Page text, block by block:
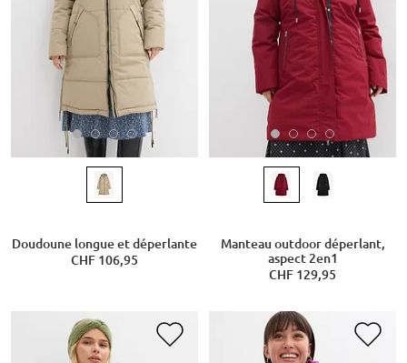
Doudoune longue et déperlante
CHF 106,95
Manteau outdoor déperlant,
aspect 2en1
CHF 129,95